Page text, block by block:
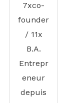
7xco-
founder
/ 11x
B.A.
Entrepr
eneur
depuis